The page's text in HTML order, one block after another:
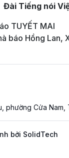
Đài Tiếng nói
TUYẾT MAI
báo Hồng Lan,
phường Cửa Nam,
bởi SolidTech